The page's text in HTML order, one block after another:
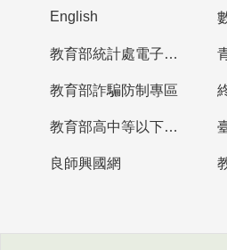
English
教育部統計處電子書櫃
教育部詐騙防制專區
教育部高中等以下學校及幼兒園教師資格檢定考試
良師興國網